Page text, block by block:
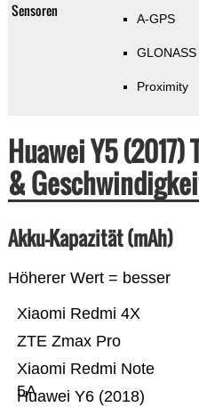
Sensoren A-GPS
GLONASS
Proximity
Huawei Y5
&
Akku-Kapazität (mAh)
Höherer Wert = besser
Huawei Y6 (2018)
Xiaomi Redmi Note
5A
ZTE Zmax Pro
Xiaomi Redmi 4X